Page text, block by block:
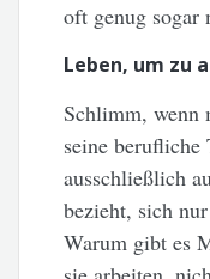
oft genug sogar
Leben, um zu
Schlimm, wenn
seine
ausschließlich
bezieht, sich
Warum gibt es